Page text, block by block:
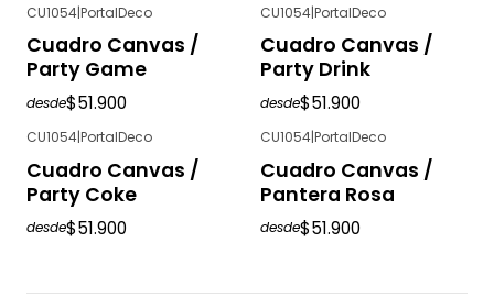
CU1054|PortalDeco
Cuadro Canvas /
Party Game
desde$51.900
CU1054|PortalDeco
Cuadro Canvas /
Party Drink
desde$51.900
CU1054PortalDeco
Cuadro Canvas /
Party Coke
desde$51.900
CU1054PortalDeco
Cuadro Canvas /
Pantera Rosa
desde$51.900